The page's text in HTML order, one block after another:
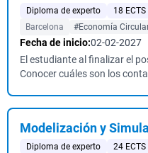
Diploma de experto 18 ECTS
Barcelona
#Economía
Fecha de inicio:02-02-2027
El estudiante al finalizar el
Conocer cuáles son los
Modelización y
Diploma de experto 24 ECTS